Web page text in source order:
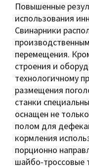
Повышенные
использования
Свинарники
перемещения.
строения и
технологичному
размещения
станки
оснащен не
полом для
кормления
порционно
шайбо-троссовые